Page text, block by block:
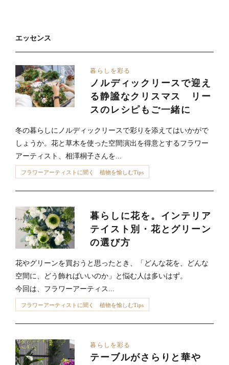
エッセンス
暮らしを彩る
ノルディックリースで迎え
る静謐なクリスマス リー
スのレシピもご一緒に
冬の暮らしにノルディックリースで彩りを添えてはいかがで
しょうか。花と草木を使った空間演出を得意とするフラワー
アーティスト、相澤桐子さんを...
フラワーアーティストに聞く 植物を愉しむTips
暮らしに花を。インテリア
テイスト別・花とグリーン
の選び方
花やグリーンを買おうと思ったとき、「どんな花を、どんな
空間に、どう飾ればいいのか」と悩む人は多いはず。
今回は、フラワーアーティス...
フラワーアーティストに聞く 植物を愉しむTips
暮らしを彩る
テーブルがさらりと華や